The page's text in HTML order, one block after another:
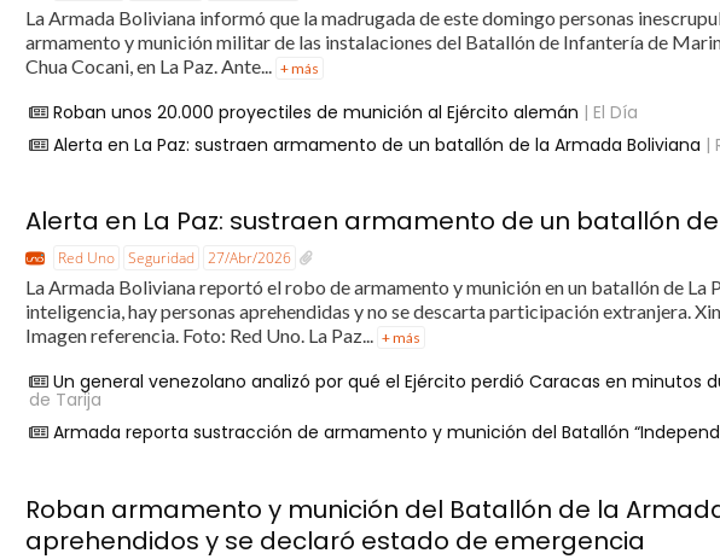
La Armada Boliviana informó que la madrugada de este domingo personas
armamento y munición militar de las instalaciones del Batallón de Infantería de
Chua Cocani, en La Paz. Ante...
+ más
Roban unos 20.000 proyectiles de munición al Ejército alemán | El Día
Alerta en La Paz: sustraen armamento de un batallón de la Armada Boliviana |
Alerta en La Paz: sustraen armamento de un batallón
Red Uno Seguridad 27/Abr/2026
La Armada Boliviana reportó el robo de armamento y munición en un batallón de La
inteligencia, hay personas aprehendidas y no se descarta participación extranjera.
Imagen referencia. Foto: Red Uno. La Paz... + más
Un general venezolano analizó por qué el Ejército perdió Caracas en minutos
de Tarija
Armada reporta sustracción de armamento y munición del Batallón
Roban armamento y munición del Batallón de la
aprehendidos y se declaró estado de emergencia